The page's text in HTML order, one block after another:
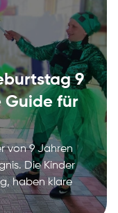
9
Guide für
von 9 Jahren
Die Kinder
haben klare